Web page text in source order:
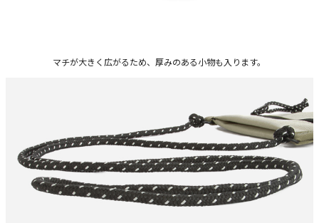
マチが大きく広がるため、厚みのある小物も入ります。